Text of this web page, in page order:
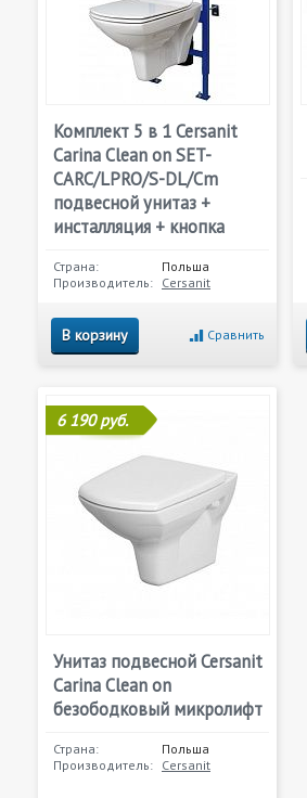
Комплект 5 в 1 Cersanit
Carina Clean on SET-
CARC/LPRO/S-DL/Cm
подвесной унитаз +
инсталляция + кнопка
Страна:
Польша
Производитель: Cersanit
В корзину Сравнить
6 190 руб.
Унитаз подвесной Cersanit
Carina Clean on
безободковый микролифт
Страна:
Польша
Производитель: Cersanit